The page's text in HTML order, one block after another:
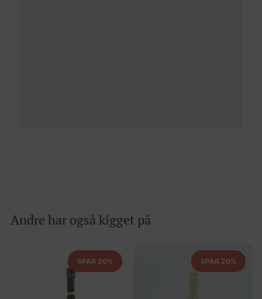
Andre har også kigget på
SPAR 20% SPAR 20%